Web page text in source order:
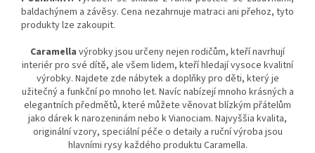
baldachýnem a závěsy. Cena nezahrnuje matraci ani přehoz, tyto
produkty lze zakoupit.
Caramella výrobky jsou určeny nejen rodičům, kteří navrhují
interiér pro své dítě, ale všem lidem, kteří hledají vysoce kvalitní
výrobky. Najdete zde nábytek a doplňky pro děti, který je
užitečný a funkční po mnoho let. Navíc nabízejí mnoho krásných a
elegantních předmětů, které můžete věnovat blízkým přátelům
jako dárek k narozeninám nebo k Vianociam. Najvyššia kvalita,
originální vzory, speciální péče o detaily a ruční výroba jsou
hlavními rysy každého produktu Caramella.